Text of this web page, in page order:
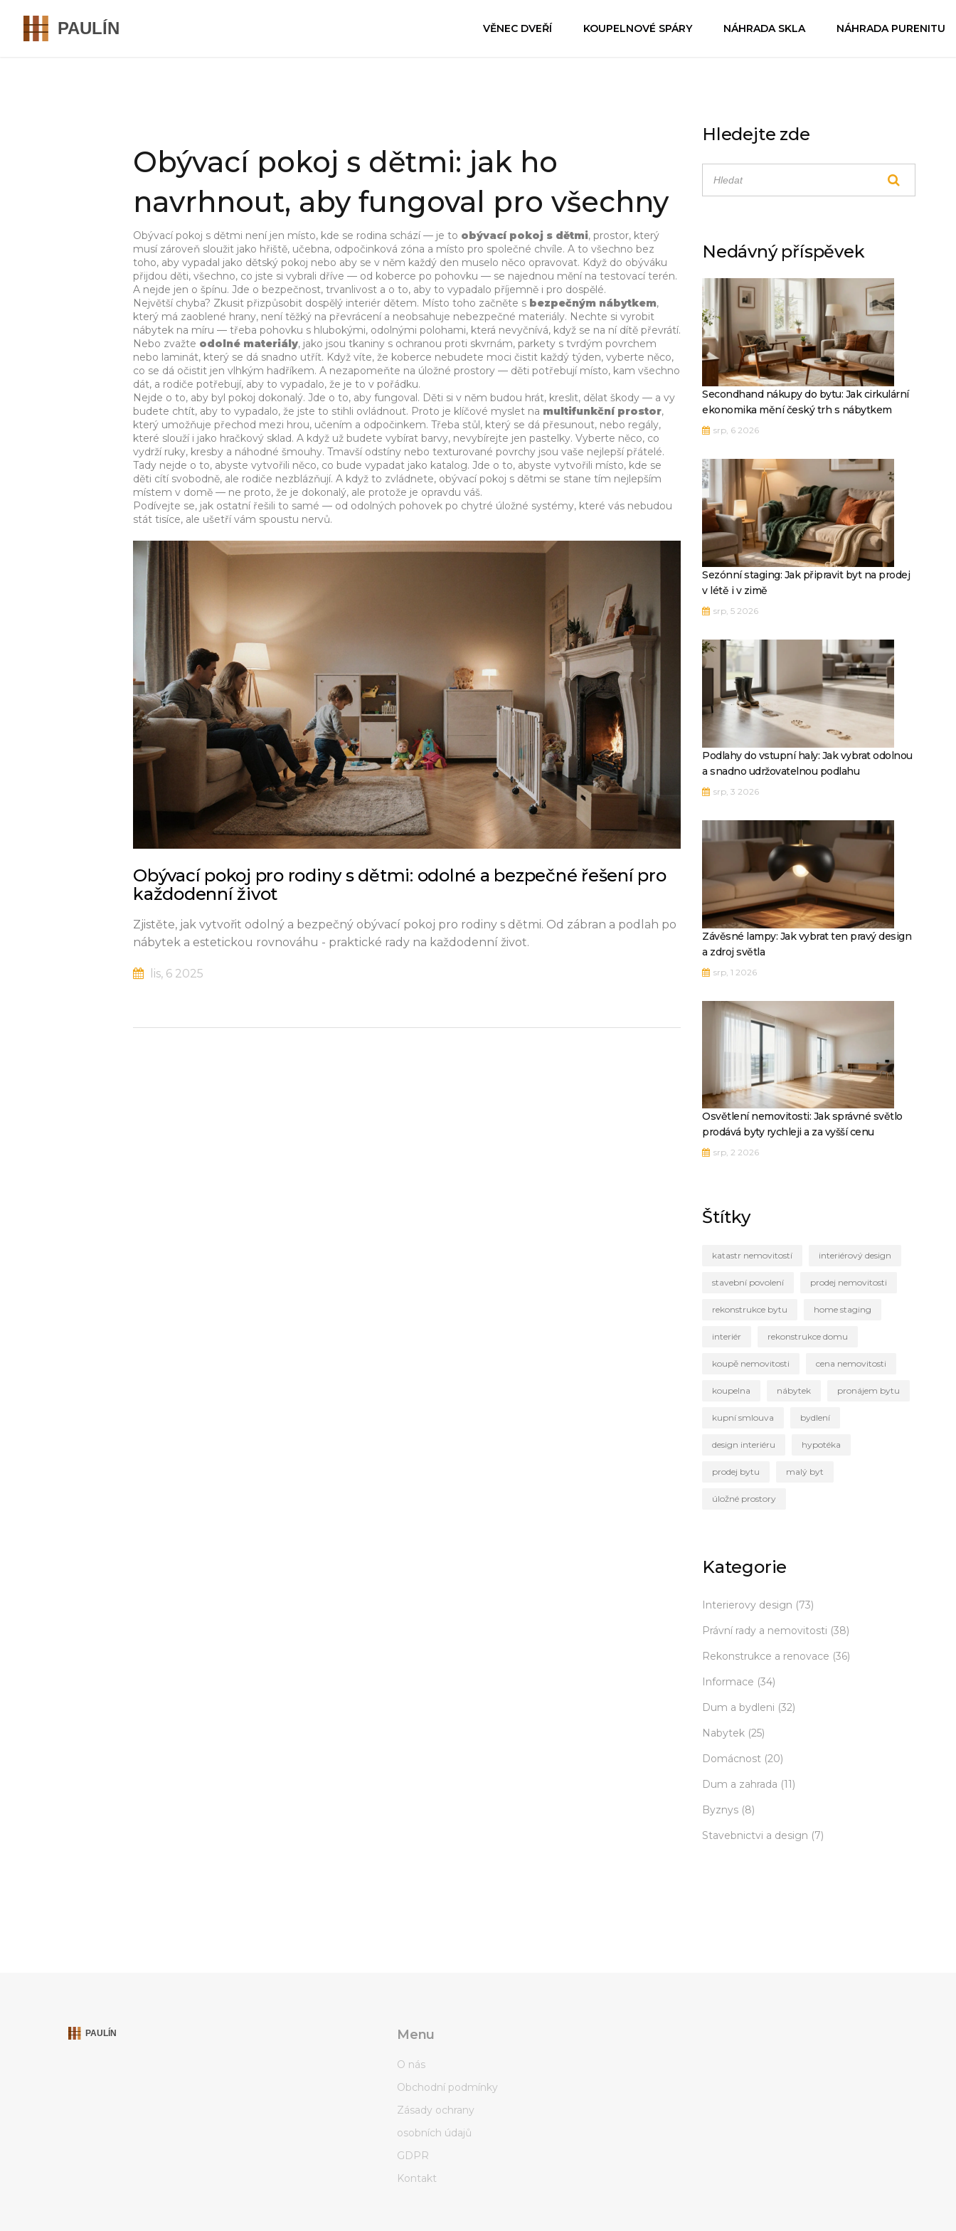
VĚNEC DVEŘÍ KOUPELNOVÉ SPÁRY NÁHRADA SKLA NÁHRADA PURENITU
Obývací pokoj s dětmi: jak ho
navrhnout, aby fungoval pro všechny
Obývací pokoj s dětmi není jen místo, kde se rodina schází — je to obývací pokoj s dětmi, prostor, který
musí zároveň sloužit jako hřiště, učebna, odpočinková zóna a místo pro společné chvíle. A to všechno bez
toho, aby vypadal jako dětský pokoj nebo aby se v něm každý den muselo něco opravovat. Když do obýváku
přijdou děti, všechno, co jste si vybrali dříve — od koberce po pohovku — se najednou mění na testovací terén.
A nejde jen o špínu. Jde o bezpečnost, trvanlivost a o to, aby to vypadalo příjemně i pro dospělé.
Největší chyba? Zkusit přizpůsobit dospělý interiér dětem. Místo toho začněte s bezpečným nábytkem,
který má zaoblené hrany, není těžký na převrácení a neobsahuje nebezpečné materiály. Nechte si vyrobit
nábytek na míru — třeba pohovku s hlubokými, odolnými polohami, která nevyčnívá, když se na ní dítě převrátí.
Nebo zvažte odolné materiály, jako jsou tkaniny s ochranou proti skvrnám, parkety s tvrdým povrchem
nebo laminát, který se dá snadno utřít. Když víte, že koberce nebudete moci čistit každý týden, vyberte něco,
co se dá očistit jen vlhkým hadříkem. A nezapomeňte na úložné prostory — děti potřebují místo, kam všechno
dát, a rodiče potřebují, aby to vypadalo, že je to v pořádku.
Nejde o to, aby byl pokoj dokonalý. Jde o to, aby fungoval. Děti si v něm budou hrát, kreslit, dělat škody — a vy
budete chtít, aby to vypadalo, že jste to stihli ovládnout. Proto je klíčové myslet na multifunkční prostor,
který umožňuje přechod mezi hrou, učením a odpočinkem. Třeba stůl, který se dá přesunout, nebo regály,
které slouží i jako hračkový sklad. A když už budete vybírat barvy, nevybírejte jen pastelky. Vyberte něco, co
vydrží ruky, kresby a náhodné šmouhy. Tmavší odstíny nebo texturované povrchy jsou vaše nejlepší přátelé.
Tady nejde o to, abyste vytvořili něco, co bude vypadat jako katalog. Jde o to, abyste vytvořili místo, kde se
děti cítí svobodně, ale rodiče nezblázňují. A když to zvládnete, obývací pokoj s dětmi se stane tím nejlepším
místem v domě — ne proto, že je dokonalý, ale protože je opravdu váš.
Podívejte se, jak ostatní řešili to samé — od odolných pohovek po chytré úložné systémy, které vás nebudou
stát tisíce, ale ušetří vám spoustu nervů.
Obývací pokoj pro rodiny s dětmi: odolné a bezpečné řešení pro
každodenní život
Zjistěte, jak vytvořit odolný a bezpečný obývací pokoj pro rodiny s dětmi. Od zábran a podlah po
nábytek a estetickou rovnováhu - praktické rady na každodenní život.
lis, 6 2025
Hledejte zde
Nedávný příspěvek
Secondhand nákupy do bytu: Jak cirkulární
ekonomika mění český trh s nábytkem
srp, 6 2026
Sezónní staging: Jak připravit byt na prodej
v létě i v zimě
srp, 5 2026
Podlahy do vstupní haly: Jak vybrat odolnou
a snadno udržovatelnou podlahu
srp, 3 2026
Závěsné lampy: Jak vybrat ten pravý design
a zdroj světla
srp, 1 2026
Osvětlení nemovitosti: Jak správné světlo
prodává byty rychleji a za vyšší cenu
srp, 2 2026
Štítky
katastr nemovitostí interiérový design
stavební povolení prodej nemovitosti
rekonstrukce bytu home staging
interiér rekonstrukce domu
koupě nemovitosti cena nemovitosti
koupelna nábytek pronájem bytu
kupní smlouva bydlení
design interiéru hypotéka
prodej bytu malý byt
úložné prostory
Kategorie
Interierovy design (73)
Právní rady a nemovitosti (38)
Rekonstrukce a renovace (36)
Informace (34)
Dum a bydleni (32)
Nabytek (25)
Domácnost (20)
Dum a zahrada (11)
Byznys (8)
Stavebnictvi a design (7)
Menu
O nás
Obchodní podmínky
Zásady ochrany
osobních údajů
GDPR
Kontakt